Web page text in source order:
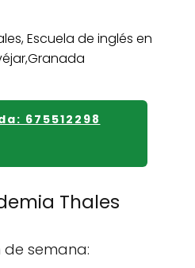
675512298
Thales
de semana: